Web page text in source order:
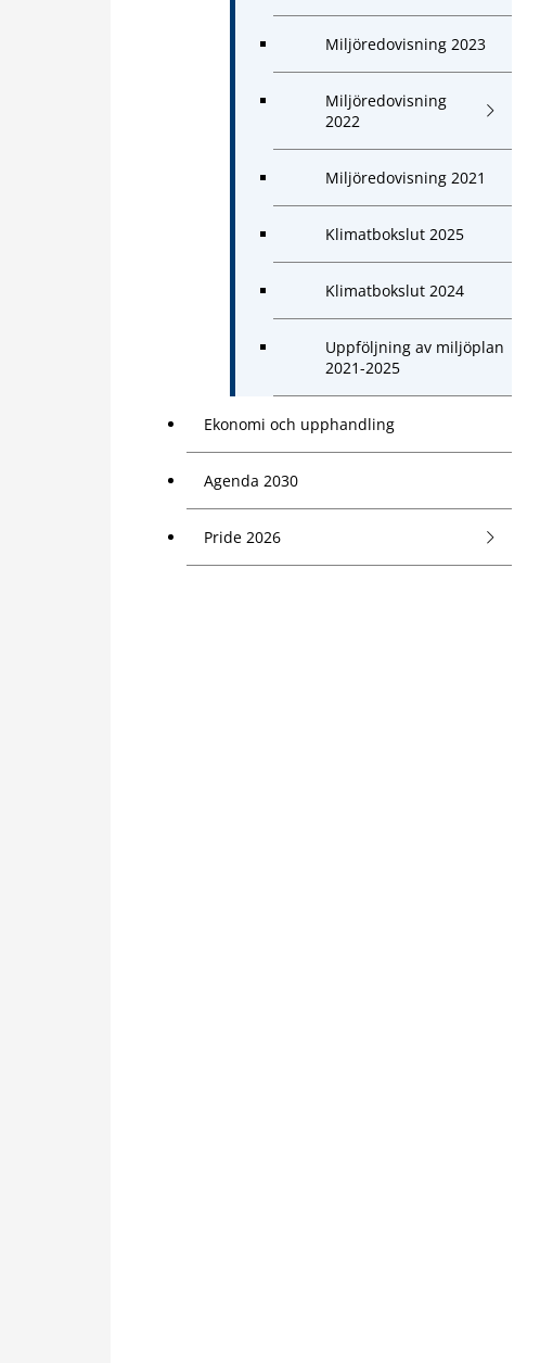
Miljöredovisning 2023
Miljöredovisning
2022
Miljöredovisning 2021
Klimatbokslut 2025
Klimatbokslut 2024
Uppföljning av miljöplan
2021-2025
Ekonomi och upphandling
Agenda 2030
Pride 2026